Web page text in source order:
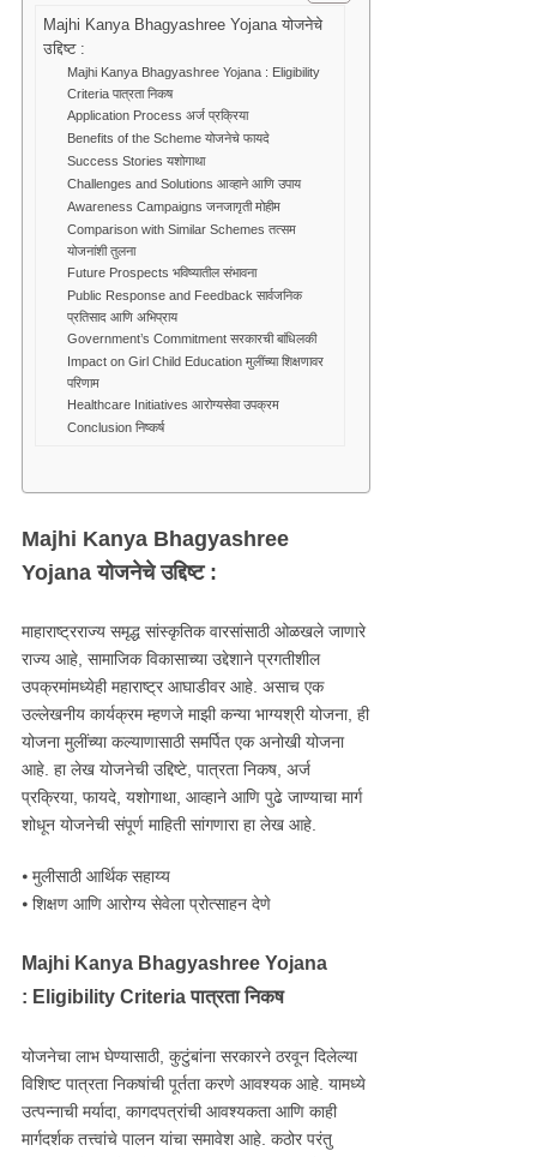
Majhi Kanya Bhagyashree Yojana योजनेचे
उद्दिष्ट :
Majhi Kanya Bhagyashree Yojana : Eligibility
Criteria पात्रता निकष
Application Process अर्ज प्रक्रिया
Benefits of the Scheme योजनेचे फायदे
Success Stories यशोगाथा
Challenges and Solutions आव्हाने आणि उपाय
Awareness Campaigns जनजागृती मोहीम
Comparison with Similar Schemes तत्सम
योजनांशी तुलना
Future Prospects भविष्यातील संभावना
Public Response and Feedback सार्वजनिक
प्रतिसाद आणि अभिप्राय
Government’s Commitment सरकारची बांधिलकी
Impact on Girl Child Education मुलींच्या शिक्षणावर
परिणाम
Healthcare Initiatives आरोग्यसेवा उपक्रम
Conclusion निष्कर्ष
Majhi Kanya Bhagyashree
Yojana योजनेचे उद्दिष्ट :
माहाराष्ट्रराज्य समृद्ध सांस्कृतिक वारसांसाठी ओळखले जाणारे
राज्य आहे, सामाजिक विकासाच्या उद्देशाने प्रगतीशील
उपक्रमांमध्येही महाराष्ट्र आघाडीवर आहे. असाच एक
उल्लेखनीय कार्यक्रम म्हणजे माझी कन्या भाग्यश्री योजना, ही
योजना मुलींच्या कल्याणासाठी समर्पित एक अनोखी योजना
आहे. हा लेख योजनेची उद्दिष्टे, पात्रता निकष, अर्ज
प्रक्रिया, फायदे, यशोगाथा, आव्हाने आणि पुढे जाण्याचा मार्ग
शोधून योजनेची संपूर्ण माहिती सांगणारा हा लेख आहे.
⦁ मुलीसाठी आर्थिक सहाय्य
⦁ शिक्षण आणि आरोग्य सेवेला प्रोत्साहन देणे
Majhi Kanya Bhagyashree Yojana
: Eligibility Criteria पात्रता निकष
योजनेचा लाभ घेण्यासाठी, कुटुंबांना सरकारने ठरवून दिलेल्या
विशिष्ट पात्रता निकषांची पूर्तता करणे आवश्यक आहे. यामध्ये
उत्पन्नाची मर्यादा, कागदपत्रांची आवश्यकता आणि काही
मार्गदर्शक तत्त्वांचे पालन यांचा समावेश आहे. कठोर परंतु